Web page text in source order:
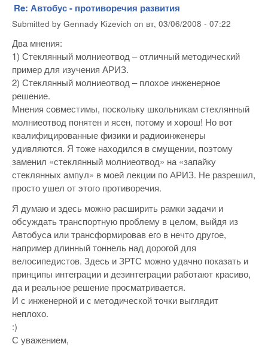
Re: Автобус - противоречия развития
Submitted by Gennady Kizevich on вт, 03/06/2008 - 07:22
Два мнения:
1) Стеклянный молниеотвод – отличный методический
пример для изучения АРИЗ.
2) Стеклянный молниеотвод – плохое инженерное
решение.
Мнения совместимы, поскольку школьникам стеклянный
молниеотвод понятен и ясен, потому и хорош! Но вот
квалифицированные физики и радиоинженеры
удивляются. Я тоже находился в смущении, поэтому
заменил «стеклянный молниеотвод» на «запайку
стеклянных ампул» в моей лекции по АРИЗ. Не разрешил,
просто ушел от этого противоречия.
Я думаю и здесь можно расширить рамки задачи и
обсуждать транспортную проблему в целом, выйдя из
Автобуса или трансформировав его в нечто другое,
например длинный тоннель над дорогой для
велосипедистов. Здесь и ЗРТС можно удачно показать и
принципы интеграции и дезинтеграции работают красиво,
да и реальное решение просматривается.
И с инженерной и с методической точки выглядит
неплохо.
:)
С уважением,